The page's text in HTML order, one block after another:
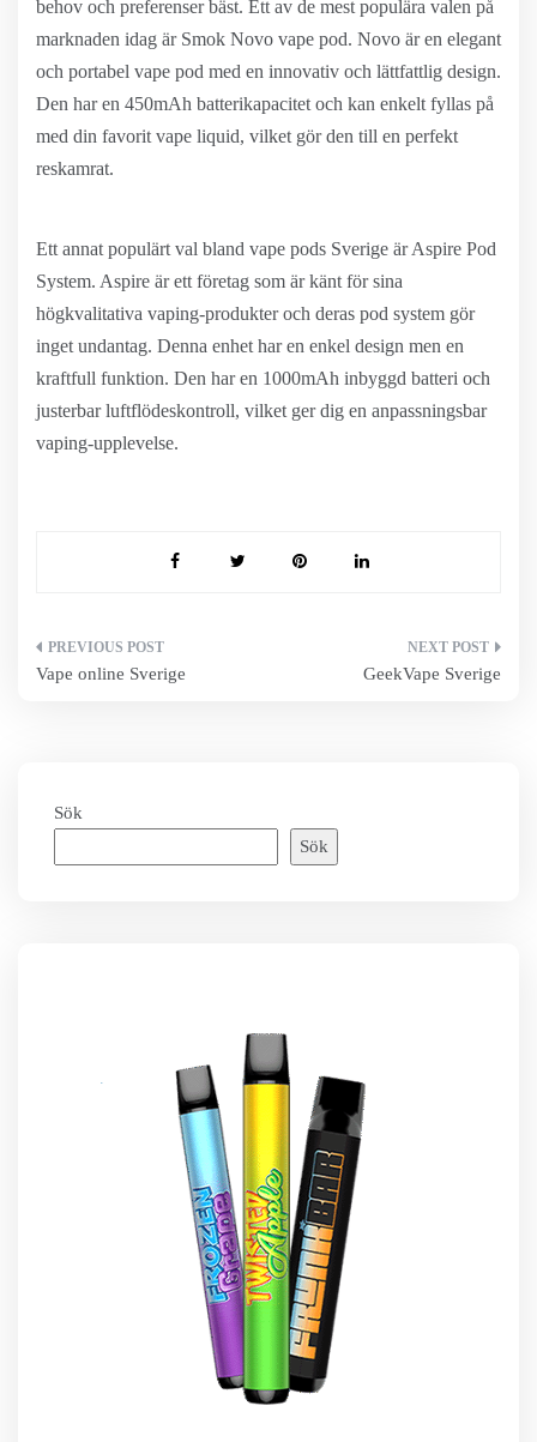
behov och preferenser bäst. Ett av de mest populära valen på
marknaden idag är Smok Novo vape pod. Novo är en elegant
och portabel vape pod med en innovativ och lättfattlig design.
Den har en 450mAh batterikapacitet och kan enkelt fyllas på
med din favorit vape liquid, vilket gör den till en perfekt
reskamrat.
Ett annat populärt val bland vape pods Sverige är Aspire Pod
System. Aspire är ett företag som är känt för sina
högkvalitativa vaping-produkter och deras pod system gör
inget undantag. Denna enhet har en enkel design men en
kraftfull funktion. Den har en 1000mAh inbyggd batteri och
justerbar luftflödeskontroll, vilket ger dig en anpassningsbar
vaping-upplevelse.
Inläggsnavigering
Vape online Sverige GeekVape Sverige
Sök
Sök